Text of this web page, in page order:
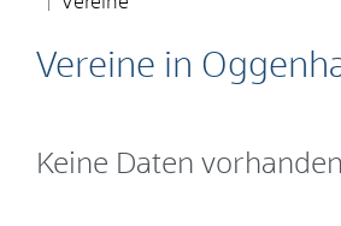
Vereine in
Keine Daten vorhanden